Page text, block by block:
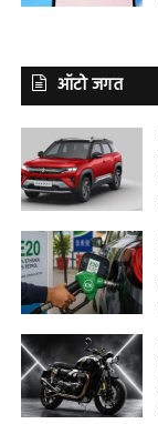
ऑटो जगत